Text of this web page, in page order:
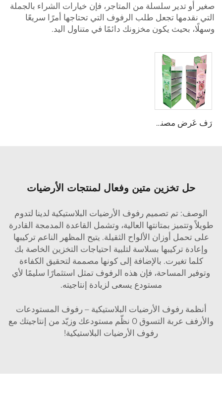
صغير أو تدير سلسلة من المتاجر، فإن خيارات الشراء بالجملة
التي نقدمها تجعل طلب الرفوف التي تحتاجها أمرًا سريعًا
وسهلًا، بحيث يكون مخزونك دائمًا في متناول اليد.
رَف عَرض مصنوع من لوحة الرغوة PVC
حل تخزين متين وفعال لمنتجات الأرضيات
الوصف: تم تصميم رفوف الأرضيات البلاستيكية لدينا لتدوم
طويلاً وتتميز بمتانتها العالية، وتشمل القاعدة المدمجة القادرة
على تحمل أوزان الألواح الثقيلة. يتيح المظهر الناعم تركيبها
وإعادة تركيبها بسلاسة لتلبية احتياجات التخزين الخاصة بك
كلما تغيرت. بالإضافة إلى كونها مصممة لتحقيق الكفاءة
وتوفير المساحة، فإن هذه الرفوف تمثل استثمارًا سليمًا لأي
مستودع يسعى لزيادة إنتاجيته.
أنظمة رفوف الأرضيات البلاستيكية – رفوف المستودعات
والأرفف عربة التسوق 0 نظّم مستودعك وزيّد من إنتاجيتك مع
رفوف الأرضيات البلاستيكية!